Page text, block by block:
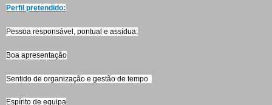
Perfil pretendido:
Pessoa responsável, pontual e assídua;
Boa apresentação
Sentido de organização e gestão de tempo
Espírito de equipa